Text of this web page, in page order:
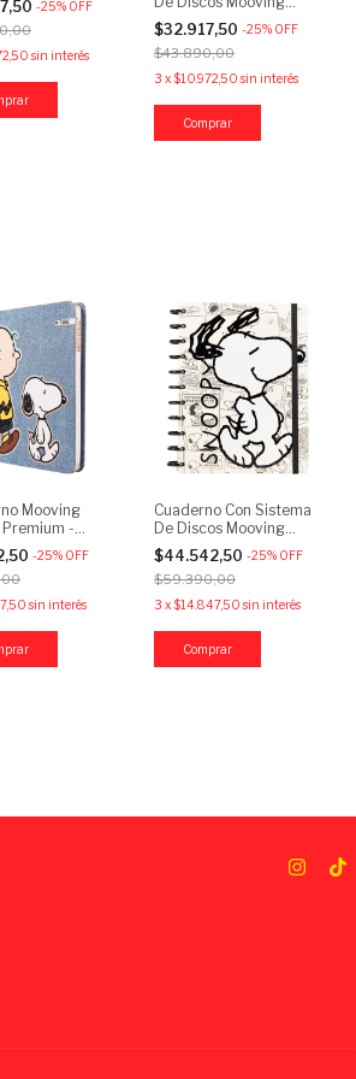
-25% OFF
sin interés
Loop A5 - Snoopy
$32.917,50 -25% OFF
$43.890,00
3 x$10.972,50 sin interés
Mooving
-
-25% OFF
sin interés
Cuaderno Con Sistema
De Discos Mooving
Loop Carta - Snoopy
$44.542,50 -25% OFF
$59.390,00
3 x$14.847,50 sin interés